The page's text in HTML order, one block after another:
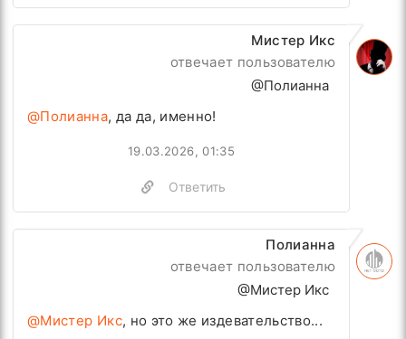
Мистер Икс
отвечает пользователю
@Полианна
@Полианна, да да, именно!
Ответить
19.03.2026, 01:35
Полианна
отвечает пользователю
@Мистер Икс
@Мистер Икс, но это же издевательство...